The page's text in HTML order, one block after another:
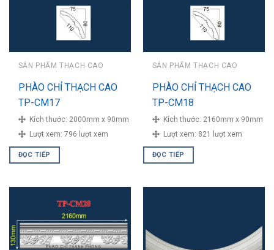
SẢN PHẨM THẠCH CAO
PHÀO CHỈ THẠCH CAO
TP-CM17
Kích thước: 2000mm x 90mm
Lượt xem: 796 lượt xem
ĐỌC TIẾP
SẢN PHẨM THẠCH CAO
PHÀO CHỈ THẠCH CAO
TP-CM18
Kích thước: 2160mm x 90mm
Lượt xem: 821 lượt xem
ĐỌC TIẾP